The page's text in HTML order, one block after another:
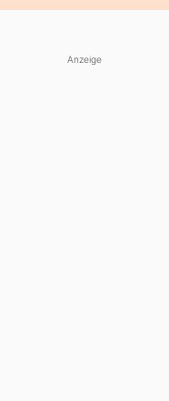
Anzeige